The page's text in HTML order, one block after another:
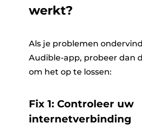
werkt?
Als je problemen
Audible-app, probeer dan
om het op te lossen:
Fix 1: Controleer uw
internetverbinding